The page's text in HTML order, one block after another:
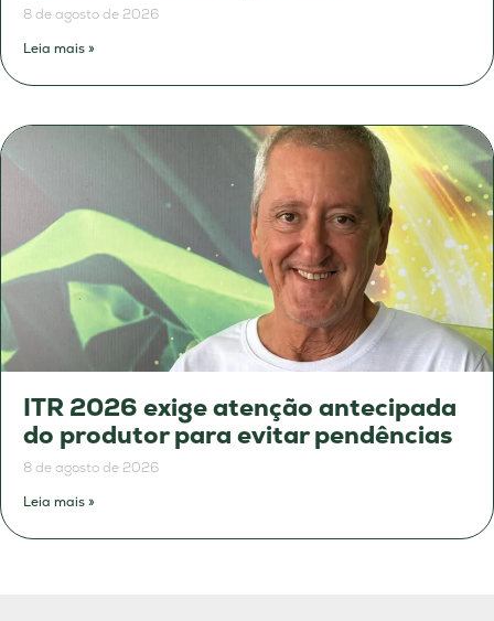
8 de agosto de 2026
Leia mais »
ITR 2026 exige atenção antecipada
do produtor para evitar pendências
8 de agosto de 2026
Leia mais »